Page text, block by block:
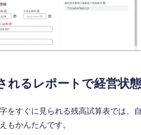
れるレポートで経営状
をすぐに見られる残高試算表では、
もかんたんです。